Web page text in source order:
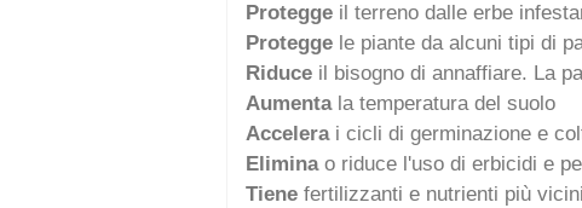
Protegge il terreno dalle erbe
Protegge le piante da alcuni tipi di
Riduce il bisogno di annaffiare. La
Aumenta la temperatura del suolo
Accelera i cicli di germinazione e
Elimina o riduce l'uso di erbicidi e
Tiene fertilizzanti e nutrienti più